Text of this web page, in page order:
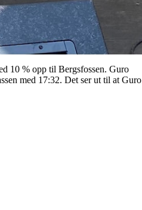
10 % opp til Bergsfossen. Guro
med 17:32. Det ser ut til at Guro